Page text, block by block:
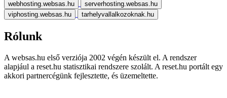
webhosting.websas.hu
serverhosting.websas.hu
viphosting.websas.hu
tarhelyvallalkozoknak.hu
Rólunk
A websas.hu első verziója 2002 végén készült el. A rendszer
alapjául a reset.hu statisztikai rendszere szolált. A reset.hu portált egy
akkori partnercégünk fejlesztette, és üzemeltette.